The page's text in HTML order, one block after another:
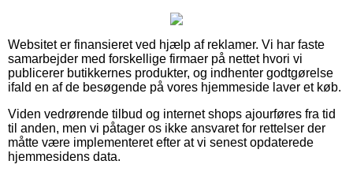
Websitet er finansieret ved hjælp af reklamer. Vi har faste
samarbejder med forskellige firmaer på nettet hvori vi
publicerer butikkernes produkter, og indhenter godtgørelse
ifald en af de besøgende på vores hjemmeside laver et køb.
Viden vedrørende tilbud og internet shops ajourføres fra tid
til anden, men vi påtager os ikke ansvaret for rettelser der
måtte være implementeret efter at vi senest opdaterede
hjemmesidens data.